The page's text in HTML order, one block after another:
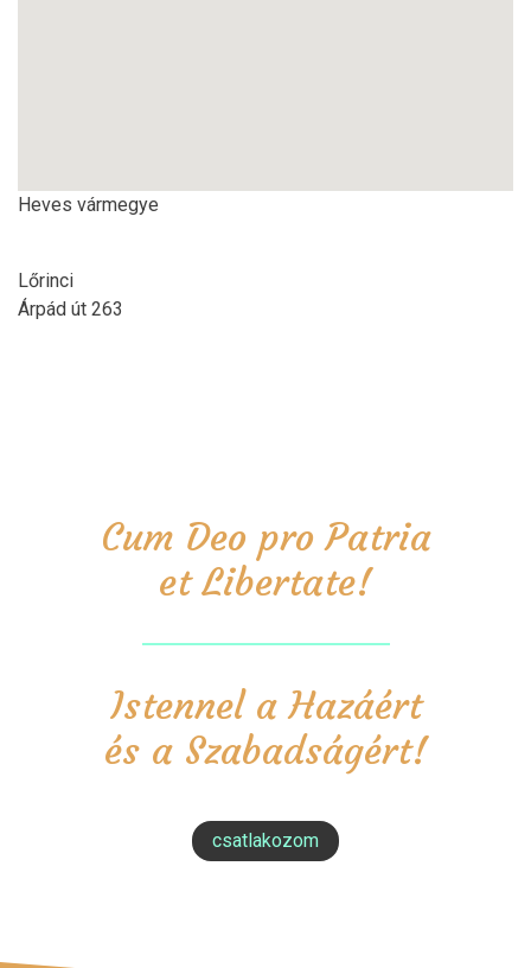
Heves vármegye
Lőrinci
Árpád út 263
Cum Deo pro Patria
et Libertate!
Istennel a Hazáért
és a Szabadságért!
csatlakozom